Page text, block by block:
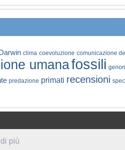
più
clima coevoluzione comunicazione
umanafossili
predazione primati recensioni